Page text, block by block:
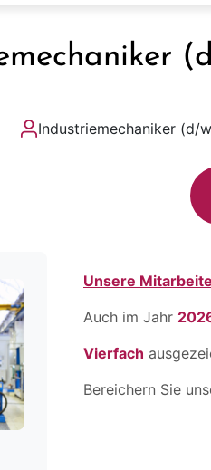
Industriemechaniker (d/
Unsere
Auch im Jahr
Vierfach
Bereichern Sie